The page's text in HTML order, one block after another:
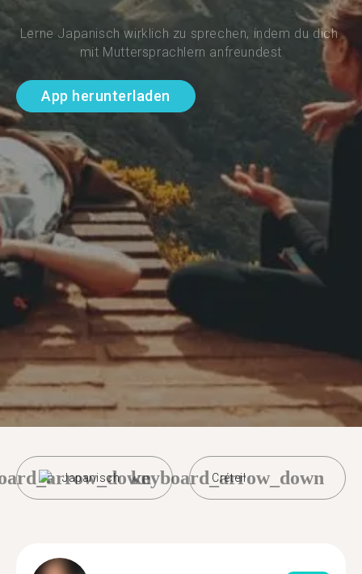
Lerne Japanisch wirklich zu sprechen, indem du dich
mit Muttersprachlern anfreundest
App herunterladen
Japanisch Créteil
keyboard_arrow_down